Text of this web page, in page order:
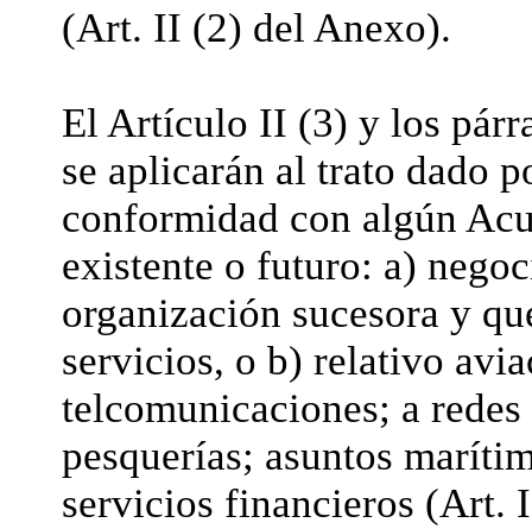
(Art. II (2) del Anexo).
El Artículo II (3) y los
se aplicarán al trato dado
conformidad con algún
existente o futuro: a)
organización sucesora y
servicios, o b) relativo
telcomunicaciones; a
pesquerías; asuntos
servicios financieros (Art.